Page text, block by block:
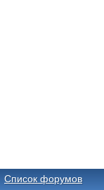
Список форумов